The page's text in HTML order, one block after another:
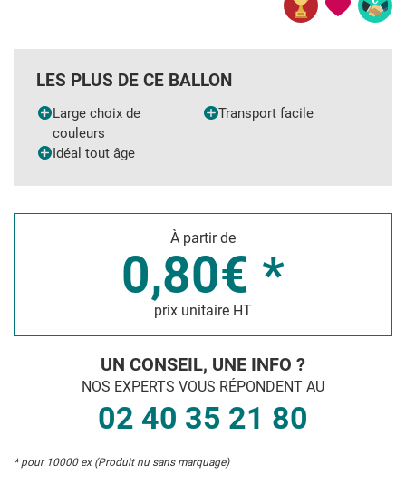
LES PLUS DE CE BALLON
Large choix de
couleurs
Transport facile
Idéal tout âge
À partir de
0,80€ *
prix unitaire HT
UN CONSEIL, UNE INFO ?
NOS EXPERTS VOUS RÉPONDENT AU
02 40 35 21 80
* pour 10000 ex (Produit nu sans marquage)